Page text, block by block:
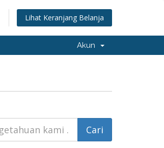
Lihat Keranjang Belanja
Akun